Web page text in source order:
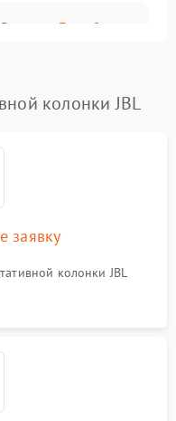
Подробнее →
колонки JBL
заявку
колонки JBL